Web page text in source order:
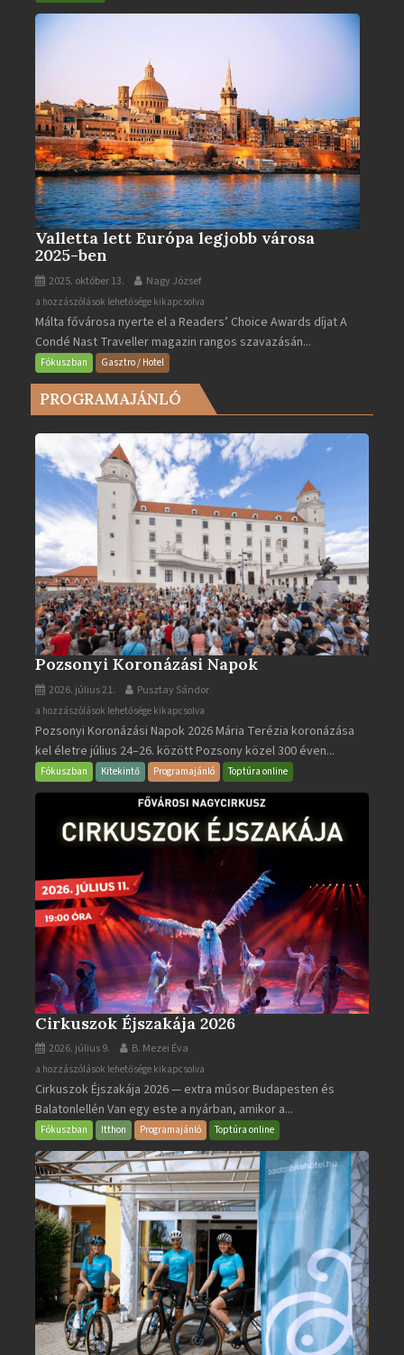
Valletta lett Európa legjobb városa
2025-ben
2025. október 13. Nagy József
Valletta
lett
Európa
legjobb
2025-
bejegyzéshez
a hozzászólások lehetősége kikapcsolva
Málta fővárosa nyerte el a Readers’ Choice Awards díjat A
Condé Nast Traveller magazin rangos szavazásán...
Fókuszban Gasztro / Hotel
PROGRAMAJÁNLÓ
Pozsonyi Koronázási Napok
2026. július 21. Pusztay Sándor
Pozsonyi
Koronázási
Napok
bejegyzéshez
a hozzászólások lehetősége kikapcsolva
Pozsonyi Koronázási Napok 2026 Mária Terézia koronázása
kel életre július 24–26. között Pozsony közel 300 éven...
Fókuszban Kitekintő Programajánló Toptúra online
Cirkuszok Éjszakája 2026
2026. július 9. B. Mezei Éva
Cirkuszok
Éjszakája
2026
bejegyzéshez
a hozzászólások lehetősége kikapcsolva
Cirkuszok Éjszakája 2026 — extra műsor Budapesten és
Balatonlellén Van egy este a nyárban, amikor a...
Fókuszban Itthon Programajánló Toptúra online